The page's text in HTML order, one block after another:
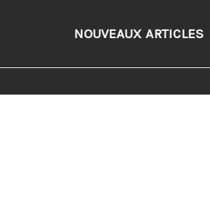
NOUVEAUX ARTICLES